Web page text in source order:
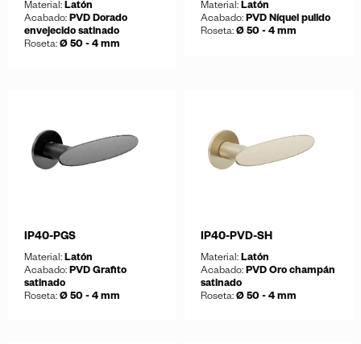
Material: Latón
Acabado: PVD Dorado
envejecido satinado
Roseta: Ø 50 - 4 mm
Material: Latón
Acabado: PVD Níquel pulido
Roseta: Ø 50 - 4 mm
IP40-PGS
Material: Latón
Acabado: PVD Grafito
satinado
Roseta: Ø 50 - 4 mm
IP40-PVD-SH
Material: Latón
Acabado: PVD Oro champán
satinado
Roseta: Ø 50 - 4 mm